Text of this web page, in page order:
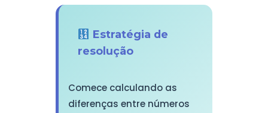
Estratégia de
resolução
Comece calculando as
diferenças entre números